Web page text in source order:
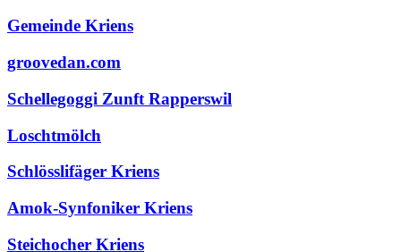
Gemeinde Kriens
groovedan.com
Schellegoggi Zunft Rapperswil
Loschtmölch
Schlösslifäger Kriens
Amok-Synfoniker Kriens
Steichocher Kriens